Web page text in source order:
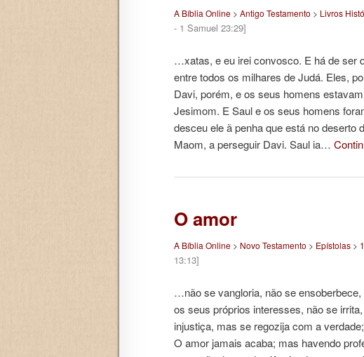
A Bíblia Online > Antigo Testamento > Livros
- 1 Samuel 23:29]
…xatas, e eu irei convosco. E há de ser
entre todos os milhares de Judá. Eles,
Davi, porém, e os seus homens
Jesimom. E Saul e os seus homens
desceu ele ã penha que está no deserto
Maom, a perseguir Davi. Saul ia…
O amor
A Bíblia Online > Novo Testamento > Epístolas >
13:13]
…não se vangloria, não se
os seus próprios interesses, não se
injustiça, mas se regozija com a
O amor jamais acaba; mas havendo